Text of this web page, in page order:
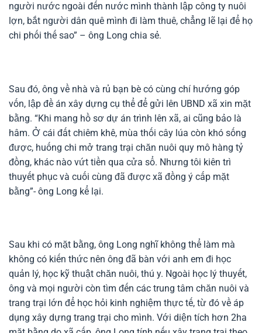
người nước ngoài đến nước mình thành lập công ty nuôi
lợn, bắt người dân quê mình đi làm thuê, chẳng lẽ lại để họ
chi phối thế sao” – ông Long chia sẻ.
Sau đó, ông về nhà và rủ bạn bè có cùng chí hướng góp
vốn, lập đề án xây dựng cụ thể để gửi lên UBND xã xin mặt
bằng. “Khi mang hồ sơ dự án trình lên xã, ai cũng bảo là
hâm. Ở cái đất chiêm khê, mùa thối cây lúa còn khó sống
được, huống chi mở trang trại chăn nuôi quy mô hàng tỷ
đồng, khác nào vứt tiền qua cửa sổ. Nhưng tôi kiên trì
thuyết phục và cuối cùng đã được xã đồng ý cấp mặt
bằng”- ông Long kể lại.
Sau khi có mặt bằng, ông Long nghĩ không thể làm mà
không có kiến thức nên ông đã bàn với anh em đi học
quản lý, học kỹ thuật chăn nuôi, thú y. Ngoài học lý thuyết,
ông và mọi người còn tìm đến các trung tâm chăn nuôi và
trang trại lớn để học hỏi kinh nghiệm thực tế, từ đó về áp
dụng xây dựng trang trại cho mình. Với diện tích hơn 2ha